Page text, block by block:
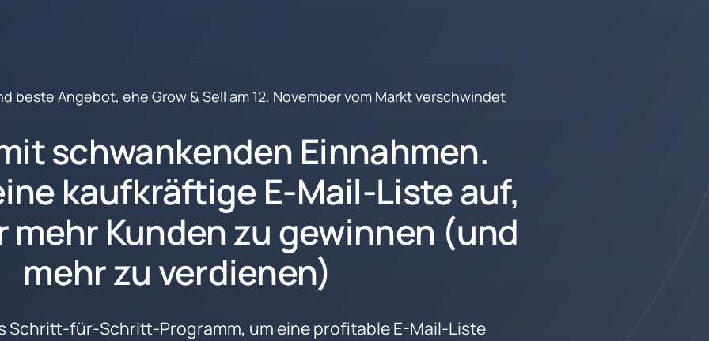
beste Angebot, ehe Grow & Sell am 12. November vom Markt verschwindet
schwankenden Einnahmen.
kaufkräftige E-Mail-Liste auf,
mehr Kunden zu gewinnen (und
mehr zu verdienen)
Schritt-für-Schritt-Programm, um eine profitable E-Mail-Liste